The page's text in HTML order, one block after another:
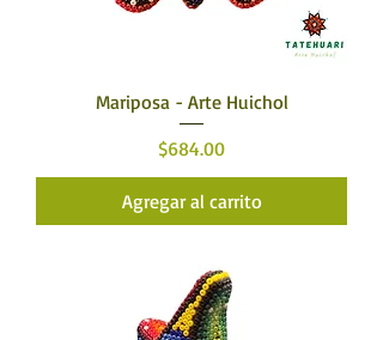
Mariposa - Arte Huichol
Precio
$684.00
Agregar al carrito